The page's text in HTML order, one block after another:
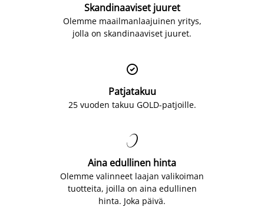
Skandinaaviset juuret
Olemme maailmanlaajuinen yritys,
jolla on skandinaaviset juuret.

Patjatakuu
25 vuoden takuu GOLD-patjoille.

Aina edullinen hinta
Olemme valinneet laajan valikoiman
tuotteita, joilla on aina edullinen
hinta. Joka päivä.